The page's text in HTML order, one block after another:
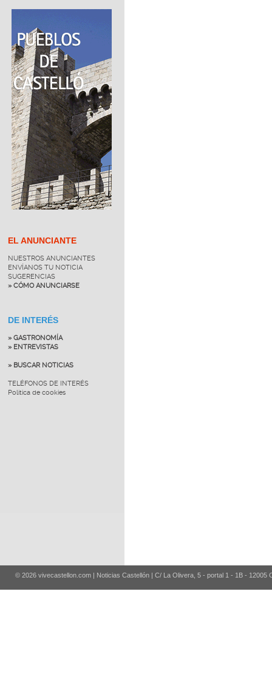
EL ANUNCIANTE
NUESTROS ANUNCIANTES
ENVÍANOS TU NOTICIA
SUGERENCIAS
» CÓMO ANUNCIARSE
DE INTERÉS
» GASTRONOMÍA
» ENTREVISTAS
» BUSCAR NOTICIAS
TELÉFONOS DE INTERÉS
Política de cookies
© 2026 vivecastellon.com | Noticias Castellón | C/ La Olivera, 5 - portal 1 - 1B - 12005